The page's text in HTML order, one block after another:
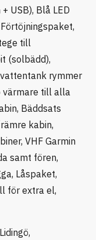
USB), Blå LED
till
(solbädd),
rymmer
värmare till alla
Bäddsats
kabin,
VHF Garmin
samt fören,
Låspaket,
för extra el,